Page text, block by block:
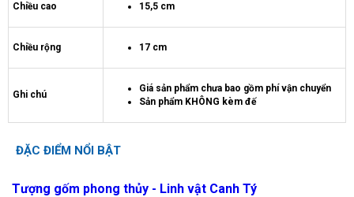
Chiều cao 15,5 cm
Chiều rộng 17 cm
Ghi chú
Giá sản phẩm chưa bao gồm phí vận chuyển
Sản phẩm KHÔNG kèm đế
ĐẶC ĐIỂM NỔI BẬT
Tượng gốm phong thủy - Linh vật Canh Tý